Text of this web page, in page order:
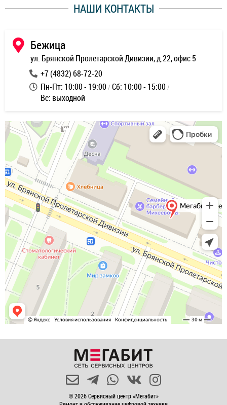
НАШИ КОНТАКТЫ
Бежица
ул. Брянской Пролетарской Дивизии, д.22, офис 5
+7 (4832) 68-72-20
Пн-Пт: 10:00 - 19:00 Сб: 10:00 - 15:00
Вс: выходной
© 2026 Сервисный центр «Мегабит»